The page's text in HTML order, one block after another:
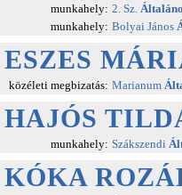
munkahely: 2. Sz.
munkahely: Bolyai János
ESZES
közéleti megbizatás: Marianum
HAJÓS
munkahely: Szákszendi
KÓKA